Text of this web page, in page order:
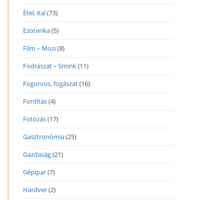
Étel, ital(73)
Ezoterika(5)
Film – Mozi(8)
Fodrászat – Smink(11)
Fogorvos, fogászat(16)
Fordítás(4)
Fotózás(17)
Gasztronómia(25)
Gazdaság(21)
Gépipar(7)
Hardver(2)